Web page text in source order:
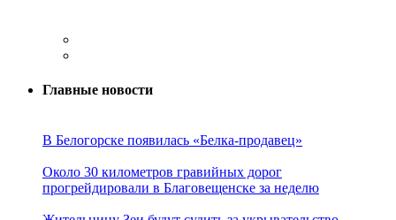
Главные новости
В Белогорске появилась «Белка-продавец»
Около 30 километров гравийных дорог
прогрейдировали в Благовещенске за неделю